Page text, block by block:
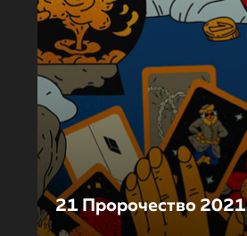
21 Пророчество 2021